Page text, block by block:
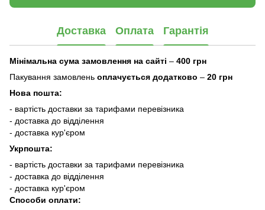
Доставка Оплата Гарантія
Мінімальна сума замовлення на сайті – 400 грн
Пакування замовлень оплачується додатково – 20 грн
Нова пошта:
- вартість доставки за тарифами перевізника
- доставка до відділення
- доставка кур'єром
Укрпошта:
- вартість доставки за тарифами перевізника
- доставка до відділення
- доставка кур'єром
Способи оплати: